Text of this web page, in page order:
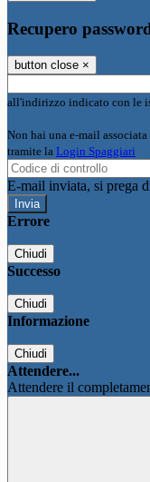
Recupero
button close ×
all'indirizzo indicato con le
Non hai una e-mail
tramite la Login Spaggiari
E-mail inviata, si prega
Errore
Chiudi
Successo
Chiudi
Informazione
Chiudi
Attendere...
Attendere il